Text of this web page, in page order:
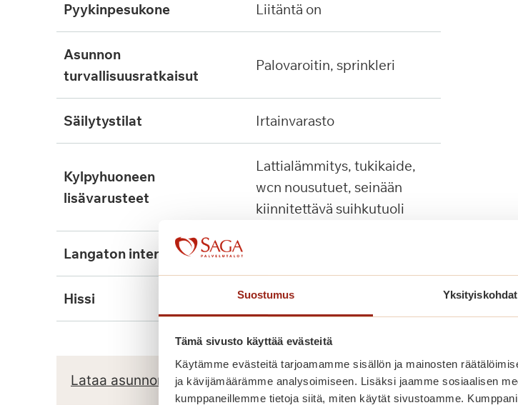
Suostumus Yksityiskohdat
Tämä sivusto käyttää evästeitä
Käytämme evästeitä tarjoamamme sisällön ja mainosten
ja kävijämäärämme analysoimiseen. Lisäksi jaamme sosiaalisen
kumppaneillemme tietoja siitä, miten käytät sivustoamme.
pyykinpesukone liitäntä on
asunnon
turvallisuusratkaisut
palovaroitin, sprinkleri
säilytystilat irtainvarasto
kylpyhuoneen
lisävarusteet
lattialämmitys, tukikaide,
wcn nousutuet, seinään
kiinnitettävä suihkutuoli
langaton internet
hissi kyllä, 2kpl
Lataa asunnon pohjapiirros